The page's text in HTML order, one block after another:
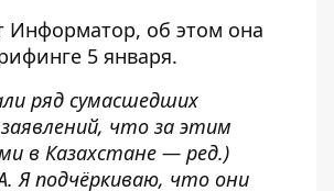
Информатор, об этом она
5 января.
ряд сумасшедших
заявлений, что за этим
в Казахстане — ред.)
Я подчёркиваю, что они